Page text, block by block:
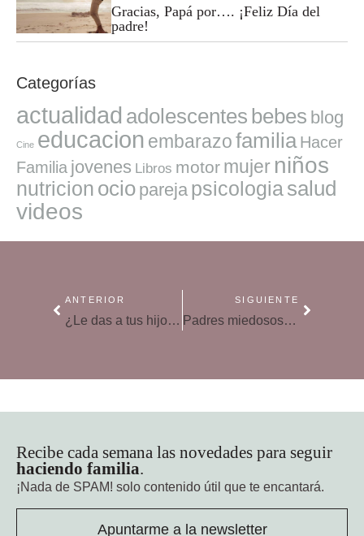
Gracias, Papá por…. ¡Feliz Día del
padre!
Categorías
actualidad adolescentes bebes blog
Cine educacion embarazofamilia Hacer
Familia jovenes Libros motor mujer niños
nutricion ocio pareja psicologiasalud
videos
ANTERIOR
¿Le das a tus hijos el centro de mando? Gestiona la asertividad en familia
SIGUIENTE
Padres miedosos: dejar que los niños se equivoquen
Recibe cada semana las novedades para seguir
haciendo familia.
¡Nada de SPAM! solo contenido útil que te encantará.
Apuntarme a la newsletter